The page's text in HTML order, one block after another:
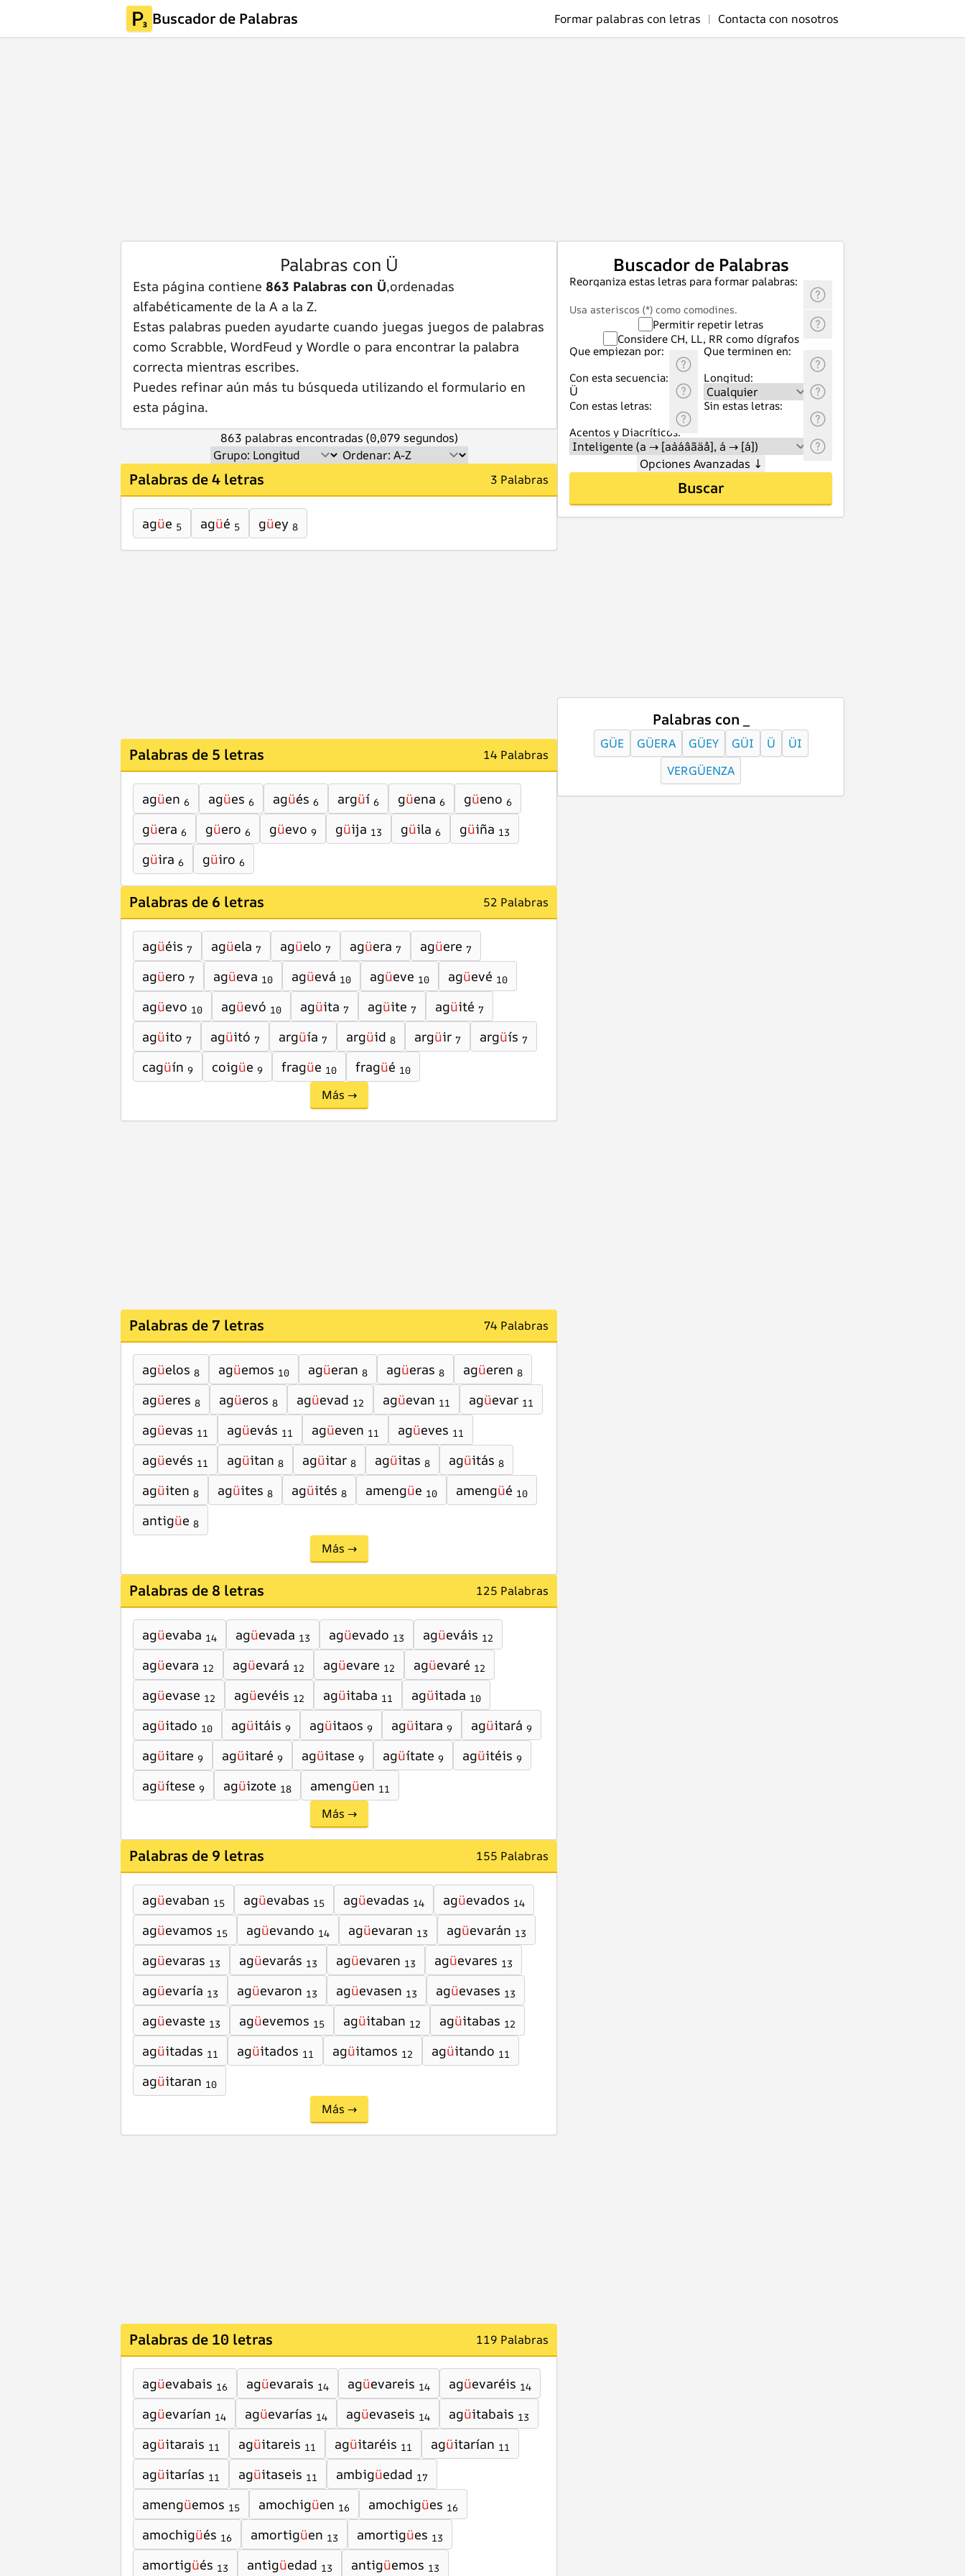
Buscador de Palabras Formar palabras con letras | Contacta con nosotros
Palabras con Ü
Esta página contiene 863 Palabras con Ü,ordenadas
alfabéticamente de la A a la Z.
Estas palabras pueden ayudarte cuando juegas juegos de palabras
como Scrabble, WordFeud y Wordle o para encontrar la palabra
correcta mientras escribes.
Puedes refinar aún más tu búsqueda utilizando el formulario en
esta página.
863 palabras encontradas (0,079 segundos)
Palabras de 4 letras 3 Palabras
agüe 5 agüé 5 güey 8
Palabras de 5 letras 14 Palabras
agüen 6 agües 6 agüés 6 argüí 6 güena 6 güeno 6
güera 6 güero 6 güevo 9 güija 13 güila 6 güiña 13
güira 6 güiro 6
Palabras de 6 letras 52 Palabras
agüéis 7 agüela 7 agüelo 7 agüera 7 agüere 7
agüero 7 agüeva 10 agüevá 10 agüeve 10 agüevé 10
agüevo 10 agüevó 10 agüita 7 agüite 7 agüité 7
agüito 7 agüitó 7 argüía 7 argüid 8 argüir 7 argüís 7
cagüín 9 coigüe 9 fragüe 10 fragüé 10
Más →
Palabras de 7 letras 74 Palabras
agüelos 8 agüemos 10 agüeran 8 agüeras 8 agüeren 8
agüeres 8 agüeros 8 agüevad 12 agüevan 11 agüevar 11
agüevas 11 agüevás 11 agüeven 11 agüeves 11
agüevés 11 agüitan 8 agüitar 8 agüitas 8 agüitás 8
agüiten 8 agüites 8 agüités 8 amengüe 10 amengüé 10
antigüe 8
Más →
Palabras de 8 letras 125 Palabras
agüevaba 14 agüevada 13 agüevado 13 agüeváis 12
agüevara 12 agüevará 12 agüevare 12 agüevaré 12
agüevase 12 agüevéis 12 agüitaba 11 agüitada 10
agüitado 10 agüitáis 9 agüitaos 9 agüitara 9 agüitará 9
agüitare 9 agüitaré 9 agüitase 9 agüítate 9 agüitéis 9
agüítese 9 agüizote 18 amengüen 11
Más →
Palabras de 9 letras 155 Palabras
agüevaban 15 agüevabas 15 agüevadas 14 agüevados 14
agüevamos 15 agüevando 14 agüevaran 13 agüevarán 13
agüevaras 13 agüevarás 13 agüevaren 13 agüevares 13
agüevaría 13 agüevaron 13 agüevasen 13 agüevases 13
agüevaste 13 agüevemos 15 agüitaban 12 agüitabas 12
agüitadas 11 agüitados 11 agüitamos 12 agüitando 11
agüitaran 10
Más →
Palabras de 10 letras 119 Palabras
agüevabais 16 agüevarais 14 agüevareis 14 agüevaréis 14
agüevarían 14 agüevarías 14 agüevaseis 14 agüitabais 13
agüitarais 11 agüitareis 11 agüitaréis 11 agüitarían 11
agüitarías 11 agüitaseis 11 ambigüedad 17
amengüemos 15 amochigüen 16 amochigües 16
amochigüés 16 amortigüen 13 amortigües 13
amortigüés 13 antigüedad 13 antigüemos 13
Buscador de Palabras
Reorganiza estas letras para formar palabras:
Usa asteriscos (*) como comodines.
Permitir repetir letras
Considere CH, LL, RR como dígrafos
Que empiezan por:
Que terminen en:
Con esta secuencia:
Longitud:
Con estas letras:
Sin estas letras:
Acentos y Diacríticos:
Opciones Avanzadas ↓
Buscar
Palabras con _
GÜE GÜERA GÜEY GÜI Ü
ÜI
VERGÜENZA